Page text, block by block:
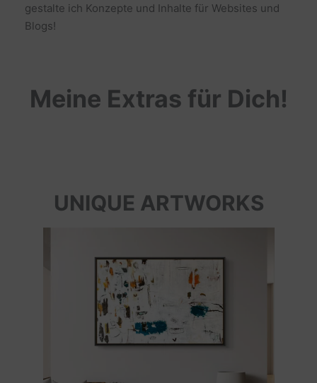
gestalte ich Konzepte und Inhalte für Websites und
Blogs!
Meine Extras für Dich!
UNIQUE ARTWORKS